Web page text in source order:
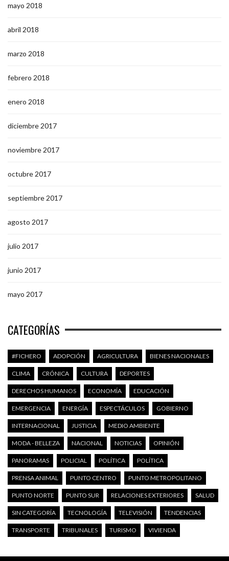
mayo 2018
abril 2018
marzo 2018
febrero 2018
enero 2018
diciembre 2017
noviembre 2017
octubre 2017
septiembre 2017
agosto 2017
julio 2017
junio 2017
mayo 2017
CATEGORÍAS
#FICHERO ADOPCIÓN AGRICULTURA BIENES NACIONALES
CLIMA CRÓNICA CULTURA DEPORTES
DERECHOS HUMANOS ECONOMÍA EDUCACIÓN
EMERGENCIA ENERGÍA ESPECTÁCULOS GOBIERNO
INTERNACIONAL JUSTICIA MEDIO AMBIENTE
MODA - BELLEZA NACIONAL NOTICIAS OPINIÓN
PANORAMAS POLICIAL POLÍTICA POLÍTICA
PRENSA ANIMAL PUNTO CENTRO PUNTO METROPOLITANO
PUNTO NORTE PUNTO SUR RELACIONES EXTERIORES SALUD
SIN CATEGORÍA TECNOLOGÍA TELEVISIÓN TENDENCIAS
TRANSPORTE TRIBUNALES TURISMO VIVIENDA